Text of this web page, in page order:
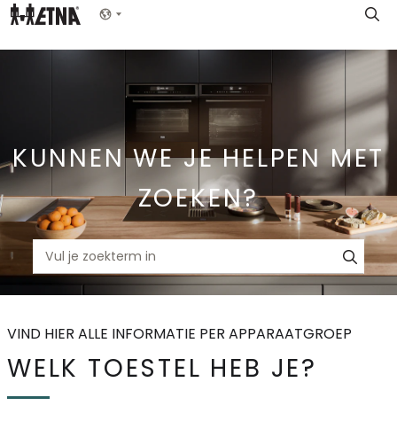
Skip
Show menu
KUNNEN WE JE HELPEN MET
ZOEKEN?
VIND HIER ALLE INFORMATIE PER APPARAATGROEP
WELK TOESTEL HEB JE?